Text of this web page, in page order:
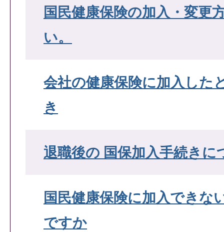
国民健康保険の加入・変更
い。
会社の健康保険に加入した
き
退職後の 国保加入手続きに
国民健康保険に加入できな
ですか